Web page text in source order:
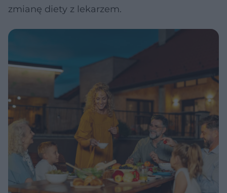
zmianę diety z lekarzem.